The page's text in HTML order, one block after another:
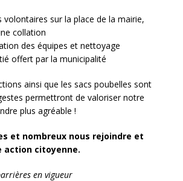
volontaires sur la place de la mairie,
collation
des équipes et nettoyage
offert par la municipalité
ainsi que les sacs poubelles sont
permettront de valoriser notre
plus agréable !
et nombreux nous rejoindre et
citoyenne.
en vigueur